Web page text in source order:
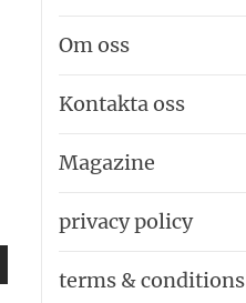
Om oss
Kontakta oss
Magazine
privacy policy
terms & conditions